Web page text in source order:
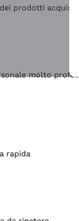
prodotti
molto
rapida